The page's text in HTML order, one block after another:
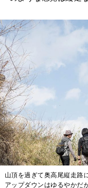
山頂を過ぎて奥高尾縦走路
アップダウンはゆるやかだ